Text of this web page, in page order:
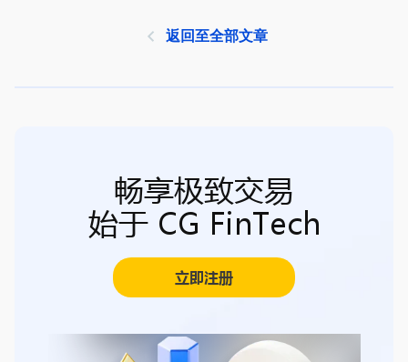
返回至全部文章
畅享极致交易
始于 CG FinTech
立即注册